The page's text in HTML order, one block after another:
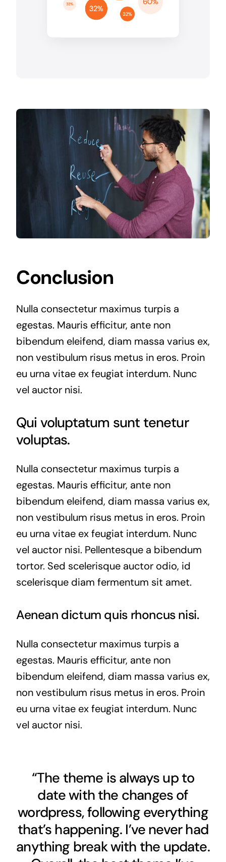
Conclusion
Nulla consectetur maximus turpis a
egestas. Mauris efficitur, ante non
bibendum eleifend, diam massa varius ex,
non vestibulum risus metus in eros. Proin
eu urna vitae ex feugiat interdum. Nunc
vel auctor nisi.
Qui voluptatum sunt tenetur
voluptas.
Nulla consectetur maximus turpis a
egestas. Mauris efficitur, ante non
bibendum eleifend, diam massa varius ex,
non vestibulum risus metus in eros. Proin
eu urna vitae ex feugiat interdum. Nunc
vel auctor nisi. Pellentesque a bibendum
tortor. Sed scelerisque auctor odio, id
scelerisque diam fermentum sit amet.
Aenean dictum quis rhoncus nisi.
Nulla consectetur maximus turpis a
egestas. Mauris efficitur, ante non
bibendum eleifend, diam massa varius ex,
non vestibulum risus metus in eros. Proin
eu urna vitae ex feugiat interdum. Nunc
vel auctor nisi.
“The theme is always up to
date with the changes of
wordpress, following everything
that’s happening. I’ve never had
anything break with the update.